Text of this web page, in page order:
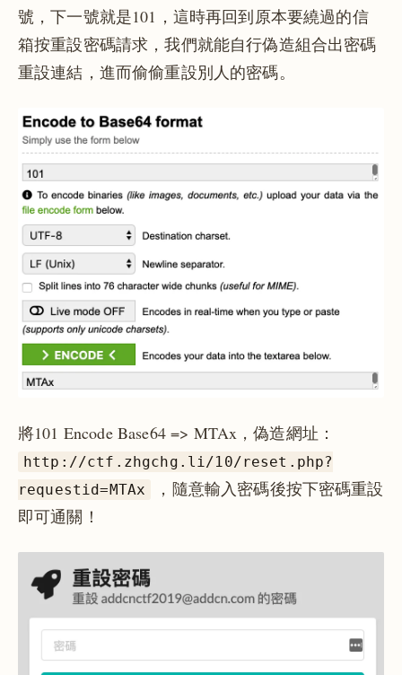
號，下一號就是101，這時再回到原本要繞過的信
箱按重設密碼請求，我們就能自行偽造組合出密碼
重設連結，進而偷偷重設別人的密碼。
將101 Encode Base64 => MTAx，偽造網址：
http://ctf.zhgchg.li/10/reset.php?
requestid=MTAx
，隨意輸入密碼後按下密碼重設
即可通關！